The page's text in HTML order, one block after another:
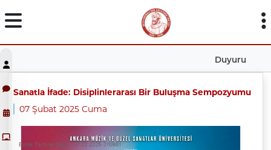
Duyuru
Sanatla İfade: Disiplinlerarası Bir Buluşma Sempozyumu
07 Şubat 2025 Cuma